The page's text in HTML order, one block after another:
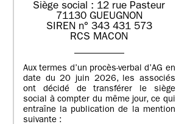
Siège social : 12 rue Pasteur
71130 GUEUGNON
SIREN n° 343 431 573
RCS MACON
Aux termes d’un procès-verbal d’AG en
date du 20 juin 2026, les associés
ont décidé de transférer le siège
social à compter du même jour, ce qui
entraîne la publication de la mention
suivante :